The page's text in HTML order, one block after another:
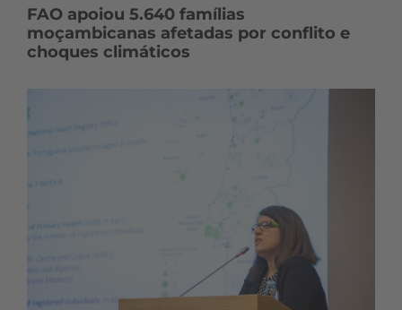
FAO apoiou 5.640 famílias
moçambicanas afetadas por conflito e
choques climáticos